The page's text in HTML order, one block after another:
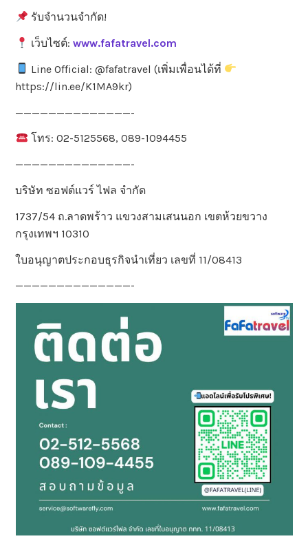
รับจำนวนจำกัด!
เว็บไซต์: www.fafatravel.com
Line Official: @fafatravel (เพิ่มเพื่อนได้ที่
https://lin.ee/K1MA9kr)
——————————————-
โทร: 02-5125568, 089-1094455
——————————————-
บริษัท ซอฟต์แวร์ ไฟล จำกัด
1737/54 ถ.ลาดพร้าว แขวงสามเสนนอก เขตห้วยขวาง
กรุงเทพฯ 10310
ใบอนุญาตประกอบธุรกิจนำเที่ยว เลขที่ 11/08413
——————————————-